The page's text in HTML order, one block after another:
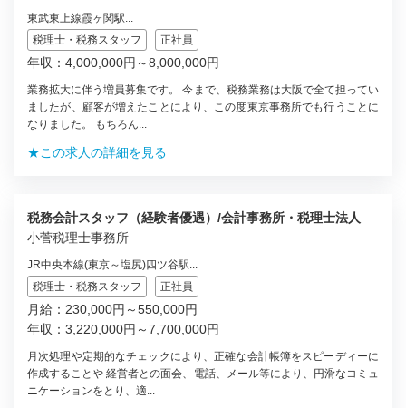
東武東上線霞ヶ関駅...
税理士・税務スタッフ
正社員
年収：4,000,000円～8,000,000円
業務拡大に伴う増員募集です。 今まで、税務業務は大阪で全て担ってい
ましたが、顧客が増えたことにより、この度東京事務所でも行うことに
なりました。 もちろん...
★この求人の詳細を見る
税務会計スタッフ（経験者優遇）/会計事務所・税理士法人
小菅税理士事務所
JR中央本線(東京～塩尻)四ツ谷駅...
税理士・税務スタッフ
正社員
月給：230,000円～550,000円
年収：3,220,000円～7,700,000円
月次処理や定期的なチェックにより、正確な会計帳簿をスピーディーに
作成することや 経営者との面会、電話、メール等により、円滑なコミュ
ニケーションをとり、適...